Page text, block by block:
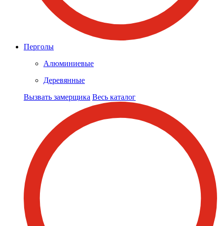
Перголы
Алюминиевые
Деревянные
Вызвать замерщика Весь каталог